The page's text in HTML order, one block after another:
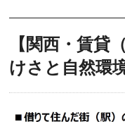
【関西・賃
けさと自然環